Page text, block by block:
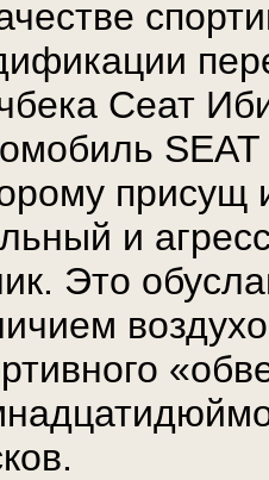
Сеат
присущ
и
Это